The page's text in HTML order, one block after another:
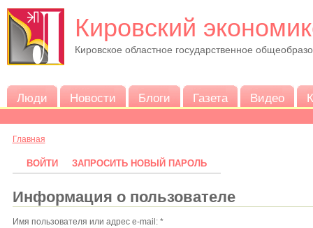
Кировский
Кировское областное государственное
Люди Новости Блоги Газета Видео
Главная
ВОЙТИ ЗАПРОСИТЬ НОВЫЙ ПАРОЛЬ
Информация о пользователе
Имя пользователя или адрес e-mail: *